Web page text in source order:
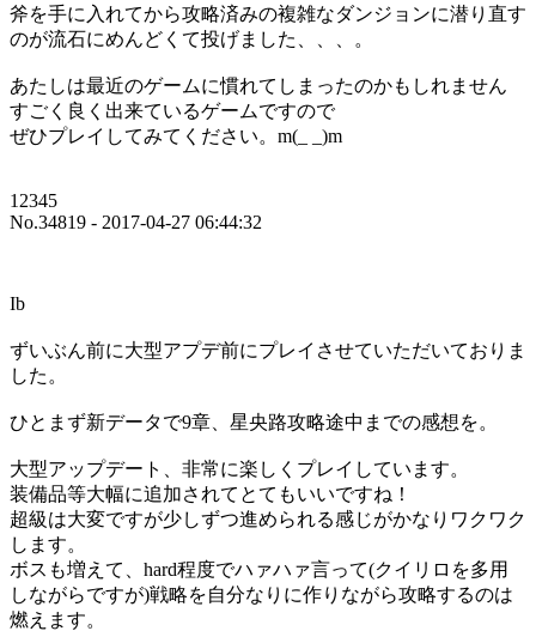
斧を手に入れてから攻略済みの複雑なダンジョンに潜り直す
のが流石にめんどくて投げました、、、。
あたしは最近のゲームに慣れてしまったのかもしれません
すごく良く出来ているゲームですので
ぜひプレイしてみてください。m(_ _)m
12345
No.34819 - 2017-04-27 06:44:32
Ib
ずいぶん前に大型アプデ前にプレイさせていただいておりま
した。
ひとまず新データで9章、星央路攻略途中までの感想を。
大型アップデート、非常に楽しくプレイしています。
装備品等大幅に追加されてとてもいいですね！
超級は大変ですが少しずつ進められる感じがかなりワクワク
します。
ボスも増えて、hard程度でハァハァ言って(クイリロを多用
しながらですが)戦略を自分なりに作りながら攻略するのは
燃えます。